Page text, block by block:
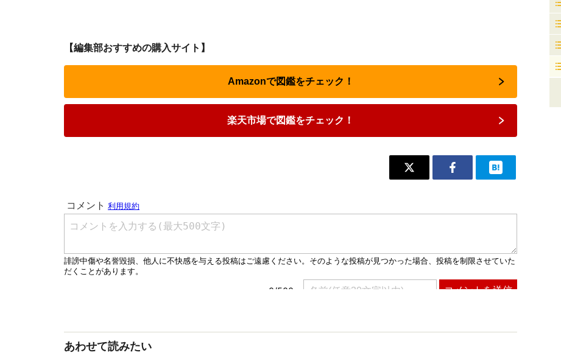
【編集部おすすめの購入サイト】
Amazonで図鑑をチェック！
楽天市場で図鑑をチェック！
あわせて読みたい